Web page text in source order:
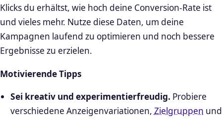
Klicks du erhältst, wie hoch deine Conversion-Rate ist
und vieles mehr. Nutze diese Daten, um deine
Kampagnen laufend zu optimieren und noch bessere
Ergebnisse zu erzielen.
Motivierende Tipps
Sei kreativ und experimentierfreudig. Probiere
verschiedene Anzeigenvariationen, Zielgruppen und